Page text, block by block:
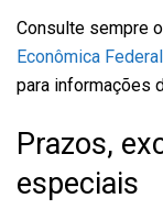
Consulte sempre
Econômica Federal
para informações
Prazos,
especiais